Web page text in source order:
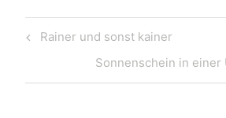
Beitragsnavigation
Previous
Rainer und sonst kainer
Next
Post
Sonnenschein in einer